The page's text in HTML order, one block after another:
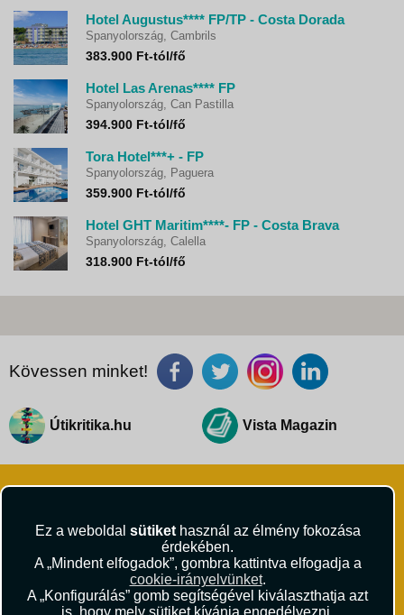
Ez a weboldal sütikethasznál az élmény fokozása
érdekében.
A „Mindent elfogadok”, gombra kattintva elfogadja a
cookie-irányelvünket.
A „Konfigurálás” gomb segítségével kiválaszthatja azt
Hotel Augustus**** FP/TP - Costa Dorada
Spanyolország, Cambrils
383.900 Ft-tól/fő
Hotel Las Arenas**** FP
Spanyolország, Can Pastilla
394.900 Ft-tól/fő
Tora Hotel***+ - FP
Spanyolország, Paguera
359.900 Ft-tól/fő
Hotel GHT Maritim****- FP - Costa Brava
Spanyolország, Calella
318.900 Ft-tól/fő
Kövessen minket!
Útikritika.hu Vista Magazin
VISTA Utazási Iroda
1061 Budapest
Andrássy út 1.